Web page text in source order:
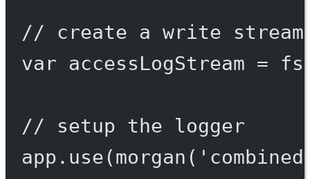
// create a write stream
var accessLogStream =
// setup the logger
app. use(morgan (